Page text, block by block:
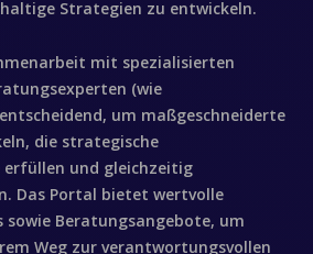
Strategien zu entwickeln.
mit spezialisierten
(wie
um maßgeschneiderte
die strategische
und gleichzeitig
Das Portal bietet wertvolle
sowie Beratungsangebote, um
Weg zur verantwortungsvollen